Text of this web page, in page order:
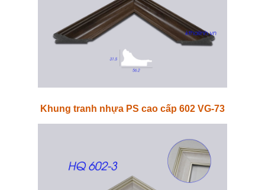
Khung tranh nhựa PS cao cấp 602 VG-73